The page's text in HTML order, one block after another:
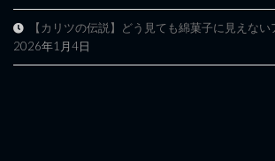
【カリツの伝説】どう見ても綿菓子に見えな
2026年1月4日